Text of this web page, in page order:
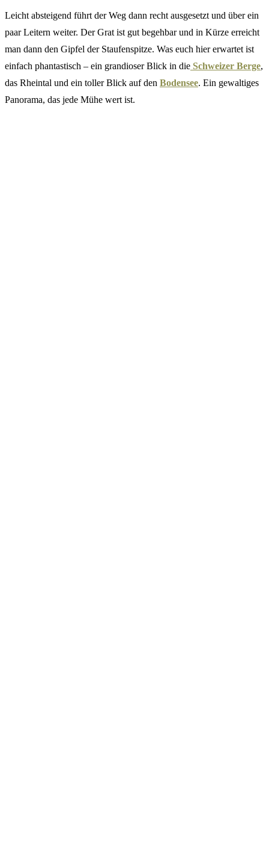
Leicht absteigend führt der Weg dann recht ausgesetzt und über ein
paar Leitern weiter. Der Grat ist gut begehbar und in Kürze erreicht
man dann den Gipfel der Staufenspitze. Was euch hier erwartet ist
einfach phantastisch – ein grandioser Blick in die Schweizer Berge,
das Rheintal und ein toller Blick auf den Bodensee. Ein gewaltiges
Panorama, das jede Mühe wert ist.